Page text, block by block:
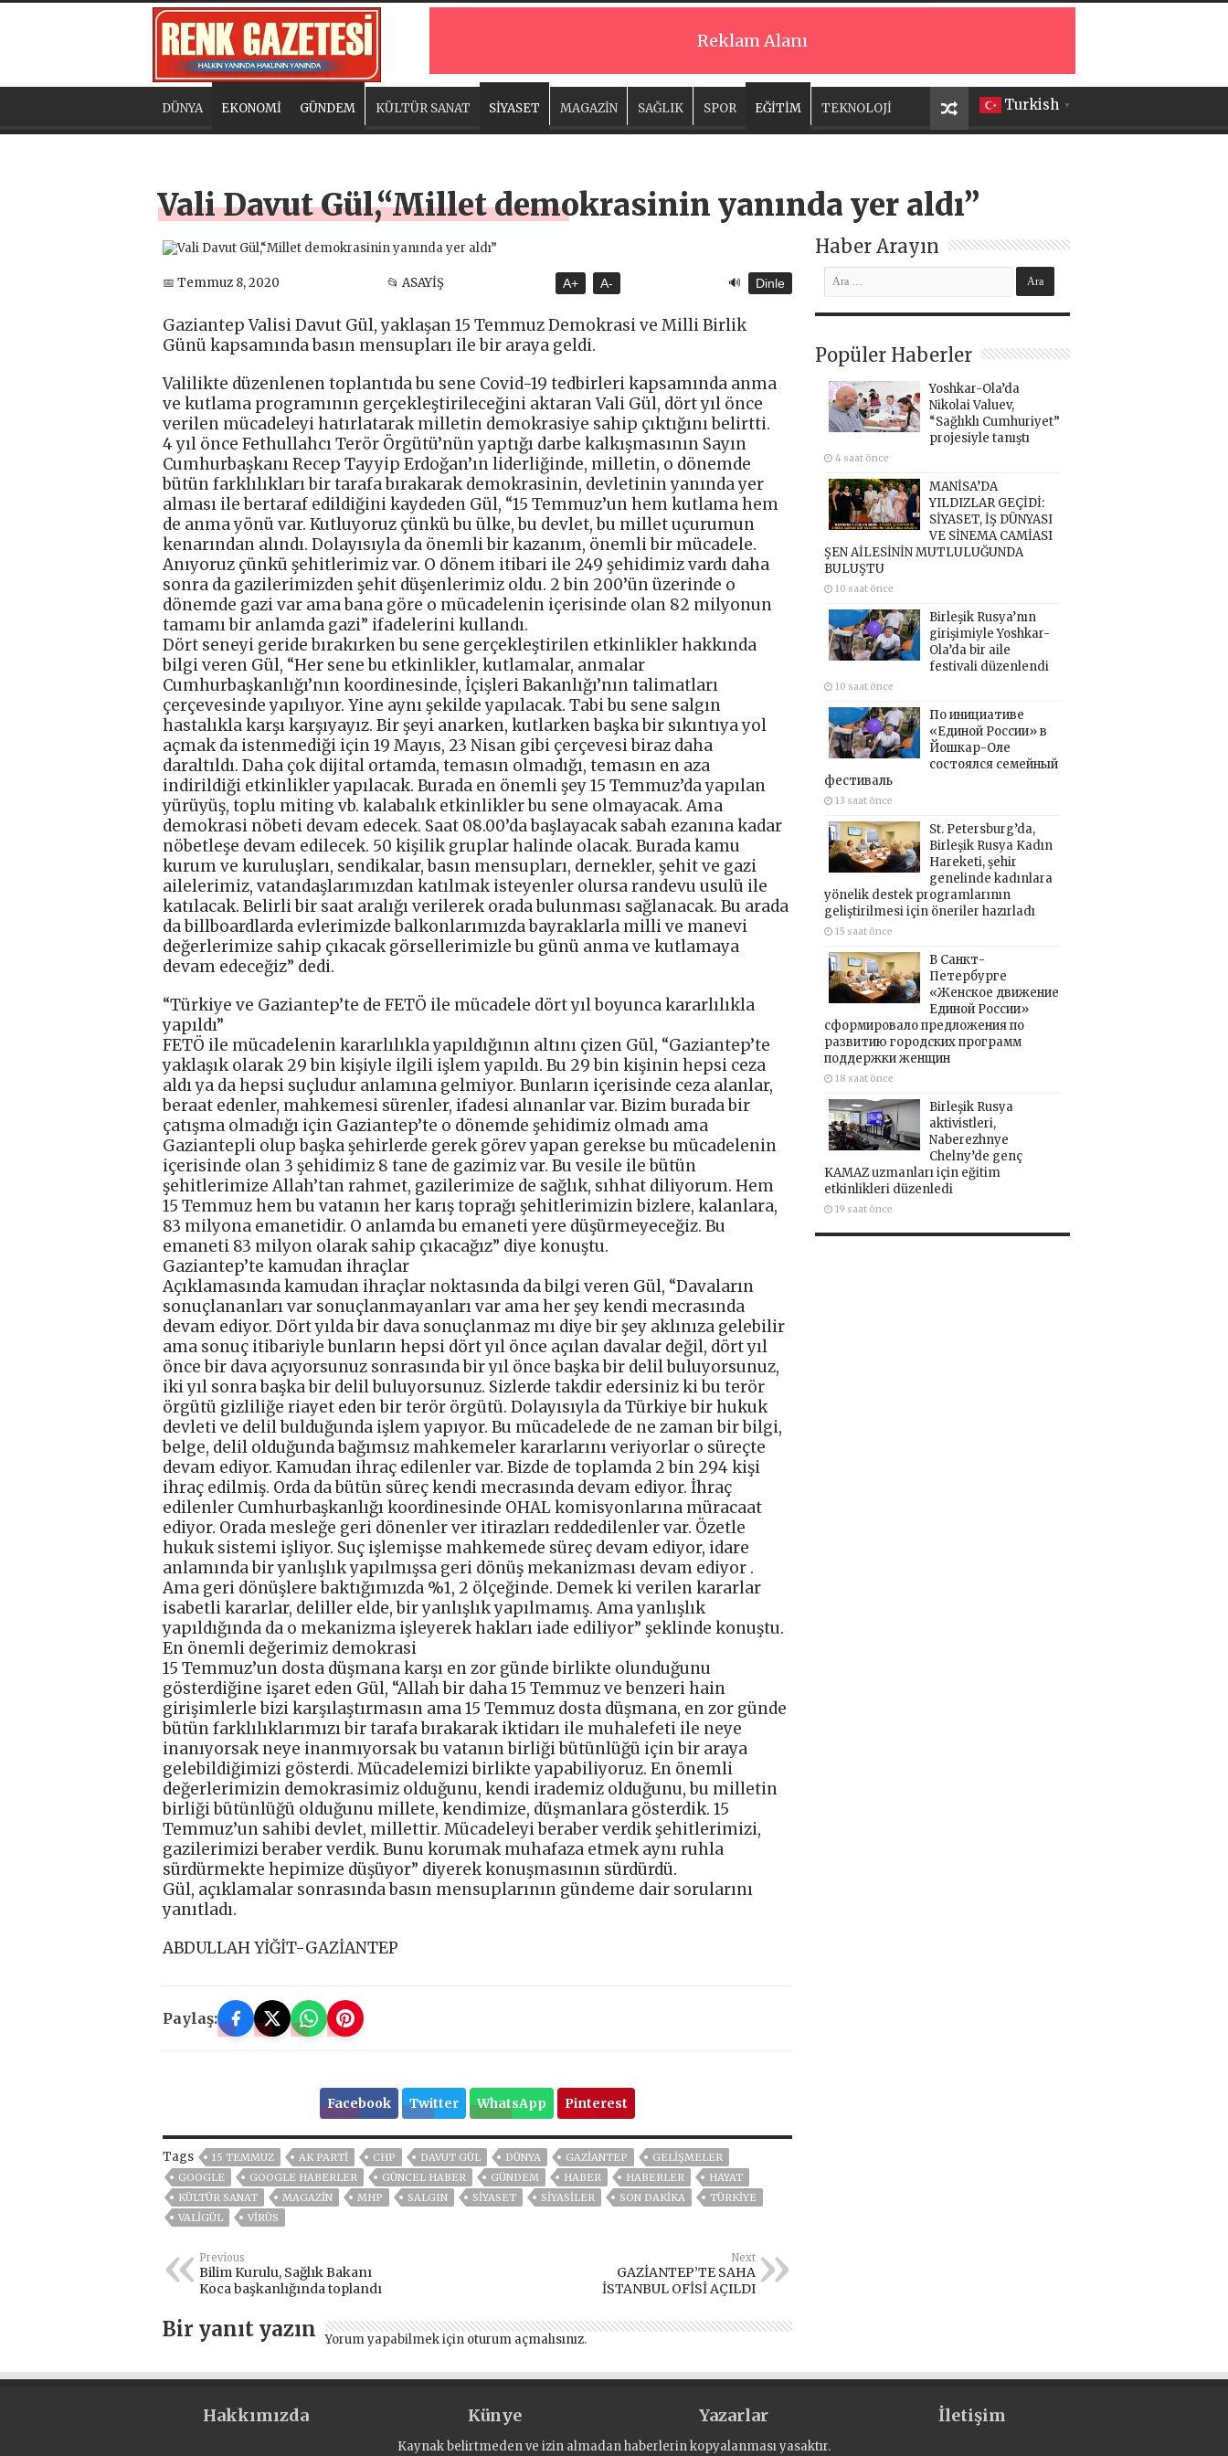
Reklam Alanı
Turkish ▼
DÜNYA EKONOMİ GÜNDEM KÜLTÜR SANAT SİYASET MAGAZİN SAĞLIK SPOR EĞİTİM TEKNOLOJİ
Vali Davut Gül,“Millet demokrasinin yanında yer aldı”
📅 Temmuz 8, 2020 📂 ASAYİŞ A+ A- 🔊 Dinle
Gaziantep Valisi Davut Gül, yaklaşan 15 Temmuz Demokrasi ve Milli Birlik
Günü kapsamında basın mensupları ile bir araya geldi.
Valilikte düzenlenen toplantıda bu sene Covid-19 tedbirleri kapsamında anma
ve kutlama programının gerçekleştirileceğini aktaran Vali Gül, dört yıl önce
verilen mücadeleyi hatırlatarak milletin demokrasiye sahip çıktığını belirtti.
4 yıl önce Fethullahcı Terör Örgütü’nün yaptığı darbe kalkışmasının Sayın
Cumhurbaşkanı Recep Tayyip Erdoğan’ın liderliğinde, milletin, o dönemde
bütün farklılıkları bir tarafa bırakarak demokrasinin, devletinin yanında yer
alması ile bertaraf edildiğini kaydeden Gül, “15 Temmuz’un hem kutlama hem
de anma yönü var. Kutluyoruz çünkü bu ülke, bu devlet, bu millet uçurumun
kenarından alındı. Dolayısıyla da önemli bir kazanım, önemli bir mücadele.
Anıyoruz çünkü şehitlerimiz var. O dönem itibari ile 249 şehidimiz vardı daha
sonra da gazilerimizden şehit düşenlerimiz oldu. 2 bin 200’ün üzerinde o
dönemde gazi var ama bana göre o mücadelenin içerisinde olan 82 milyonun
tamamı bir anlamda gazi” ifadelerini kullandı.
Dört seneyi geride bırakırken bu sene gerçekleştirilen etkinlikler hakkında
bilgi veren Gül, “Her sene bu etkinlikler, kutlamalar, anmalar
Cumhurbaşkanlığı’nın koordinesinde, İçişleri Bakanlığı’nın talimatları
çerçevesinde yapılıyor. Yine aynı şekilde yapılacak. Tabi bu sene salgın
hastalıkla karşı karşıyayız. Bir şeyi anarken, kutlarken başka bir sıkıntıya yol
açmak da istenmediği için 19 Mayıs, 23 Nisan gibi çerçevesi biraz daha
daraltıldı. Daha çok dijital ortamda, temasın olmadığı, temasın en aza
indirildiği etkinlikler yapılacak. Burada en önemli şey 15 Temmuz’da yapılan
yürüyüş, toplu miting vb. kalabalık etkinlikler bu sene olmayacak. Ama
demokrasi nöbeti devam edecek. Saat 08.00’da başlayacak sabah ezanına kadar
nöbetleşe devam edilecek. 50 kişilik gruplar halinde olacak. Burada kamu
kurum ve kuruluşları, sendikalar, basın mensupları, dernekler, şehit ve gazi
ailelerimiz, vatandaşlarımızdan katılmak isteyenler olursa randevu usulü ile
katılacak. Belirli bir saat aralığı verilerek orada bulunması sağlanacak. Bu arada
da billboardlarda evlerimizde balkonlarımızda bayraklarla milli ve manevi
değerlerimize sahip çıkacak görsellerimizle bu günü anma ve kutlamaya
devam edeceğiz” dedi.
“Türkiye ve Gaziantep’te de FETÖ ile mücadele dört yıl boyunca kararlılıkla
yapıldı”
FETÖ ile mücadelenin kararlılıkla yapıldığının altını çizen Gül, “Gaziantep’te
yaklaşık olarak 29 bin kişiyle ilgili işlem yapıldı. Bu 29 bin kişinin hepsi ceza
aldı ya da hepsi suçludur anlamına gelmiyor. Bunların içerisinde ceza alanlar,
beraat edenler, mahkemesi sürenler, ifadesi alınanlar var. Bizim burada bir
çatışma olmadığı için Gaziantep’te o dönemde şehidimiz olmadı ama
Gaziantepli olup başka şehirlerde gerek görev yapan gerekse bu mücadelenin
içerisinde olan 3 şehidimiz 8 tane de gazimiz var. Bu vesile ile bütün
şehitlerimize Allah’tan rahmet, gazilerimize de sağlık, sıhhat diliyorum. Hem
15 Temmuz hem bu vatanın her karış toprağı şehitlerimizin bizlere, kalanlara,
83 milyona emanetidir. O anlamda bu emaneti yere düşürmeyeceğiz. Bu
emaneti 83 milyon olarak sahip çıkacağız” diye konuştu.
Gaziantep’te kamudan ihraçlar
Açıklamasında kamudan ihraçlar noktasında da bilgi veren Gül, “Davaların
sonuçlananları var sonuçlanmayanları var ama her şey kendi mecrasında
devam ediyor. Dört yılda bir dava sonuçlanmaz mı diye bir şey aklınıza gelebilir
ama sonuç itibariyle bunların hepsi dört yıl önce açılan davalar değil, dört yıl
önce bir dava açıyorsunuz sonrasında bir yıl önce başka bir delil buluyorsunuz,
iki yıl sonra başka bir delil buluyorsunuz. Sizlerde takdir edersiniz ki bu terör
örgütü gizliliğe riayet eden bir terör örgütü. Dolayısıyla da Türkiye bir hukuk
devleti ve delil bulduğunda işlem yapıyor. Bu mücadelede de ne zaman bir bilgi,
belge, delil olduğunda bağımsız mahkemeler kararlarını veriyorlar o süreçte
devam ediyor. Kamudan ihraç edilenler var. Bizde de toplamda 2 bin 294 kişi
ihraç edilmiş. Orda da bütün süreç kendi mecrasında devam ediyor. İhraç
edilenler Cumhurbaşkanlığı koordinesinde OHAL komisyonlarına müracaat
ediyor. Orada mesleğe geri dönenler ver itirazları reddedilenler var. Özetle
hukuk sistemi işliyor. Suç işlemişse mahkemede süreç devam ediyor, idare
anlamında bir yanlışlık yapılmışsa geri dönüş mekanizması devam ediyor .
Ama geri dönüşlere baktığımızda %1, 2 ölçeğinde. Demek ki verilen kararlar
isabetli kararlar, deliller elde, bir yanlışlık yapılmamış. Ama yanlışlık
yapıldığında da o mekanizma işleyerek hakları iade ediliyor” şeklinde konuştu.
En önemli değerimiz demokrasi
15 Temmuz’un dosta düşmana karşı en zor günde birlikte olunduğunu
gösterdiğine işaret eden Gül, “Allah bir daha 15 Temmuz ve benzeri hain
girişimlerle bizi karşılaştırmasın ama 15 Temmuz dosta düşmana, en zor günde
bütün farklılıklarımızı bir tarafa bırakarak iktidarı ile muhalefeti ile neye
inanıyorsak neye inanmıyorsak bu vatanın birliği bütünlüğü için bir araya
gelebildiğimizi gösterdi. Mücadelemizi birlikte yapabiliyoruz. En önemli
değerlerimizin demokrasimiz olduğunu, kendi irademiz olduğunu, bu milletin
birliği bütünlüğü olduğunu millete, kendimize, düşmanlara gösterdik. 15
Temmuz’un sahibi devlet, millettir. Mücadeleyi beraber verdik şehitlerimizi,
gazilerimizi beraber verdik. Bunu korumak muhafaza etmek aynı ruhla
sürdürmekte hepimize düşüyor” diyerek konuşmasının sürdürdü.
Gül, açıklamalar sonrasında basın mensuplarının gündeme dair sorularını
yanıtladı.
ABDULLAH YİĞİT-GAZİANTEP
Paylaş:
Facebook Twitter WhatsApp Pinterest
Tags 15 TEMMUZ AK PARTİ CHP DAVUT GÜL DÜNYA GAZIANTEP
GELIŞMELER
GOOGLE
GOOGLE HABERLER GÜNCEL HABER GÜNDEM HABER HABERLER
HAYAT
KÜLTÜR SANAT
MAGAZİN MHP SALGIN SİYASET SİYASİLER SON DAKIKA
TÜRKİYE
VALİGÜL
VIRÜS
Previous
Bilim Kurulu, Sağlık Bakanı
Koca başkanlığında toplandı
Next
GAZİANTEP’TE SAHA
İSTANBUL OFİSİ AÇILDI
Bir yanıt yazın Yorum yapabilmek için oturum açmalısınız.
Haber Arayın
Popüler Haberler
Yoshkar-Ola’da
Nikolai Valuev,
“Sağlıklı Cumhuriyet”
projesiyle tanıştı
4 saat önce
MANİSA’DA
YILDIZLAR GEÇİDİ:
SİYASET, İŞ DÜNYASI
VE SİNEMA CAMİASI
ŞEN AİLESİNİN MUTLULUĞUNDA
BULUŞTU
10 saat önce
Birleşik Rusya’nın
girişimiyle Yoshkar-
Ola’da bir aile
festivali düzenlendi
10 saat önce
По инициативе
«Единой России» в
Йошкар-Оле
состоялся семейный
фестиваль
13 saat önce
St. Petersburg’da,
Birleşik Rusya Kadın
Hareketi, şehir
genelinde kadınlara
yönelik destek programlarının
geliştirilmesi için öneriler hazırladı
15 saat önce
В Санкт-
Петербурге
«Женское движение
Единой России»
сформировало предложения по
развитию городских программ
поддержки женщин
18 saat önce
Birleşik Rusya
aktivistleri,
Naberezhnye
Chelny’de genç
KAMAZ uzmanları için eğitim
etkinlikleri düzenledi
19 saat önce
Hakkımızda Künye Yazarlar İletişim
Kaynak belirtmeden ve izin almadan haberlerin kopyalanması yasaktır.